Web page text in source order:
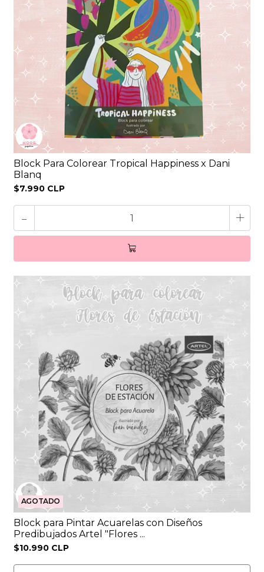
Block Para Colorear Tropical Happiness x Dani
Blanq
$7.990 CLP
- +
AGOTADO
Block para Pintar Acuarelas con Diseños
Predibujados Artel "Flores ...
$10.990 CLP